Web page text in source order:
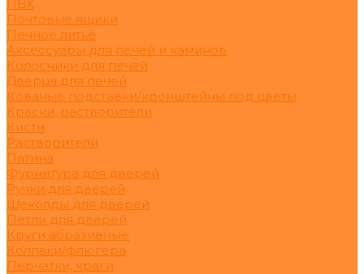
ПВХ
Почтовые ящики
Печное литьё
Аксессуары для печей и каминов
Колосники для печей
Дверца для печей
Кованые подставки/кронштейны под цветы
Краски, растворители
Кисти
Растворители
Патина
Фурнитура для дверей
Ручки для дверей
Щеколды для дверей
Петли для дверей
Круги абразивные
Колпаки/флюгера
Перчатки, краги